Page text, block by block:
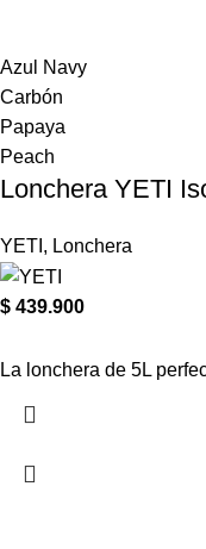
Azul Navy
Carbón
Papaya
Peach
Lonchera YETI
YETI , Lonchera
$ 439.900
La lonchera de 5L